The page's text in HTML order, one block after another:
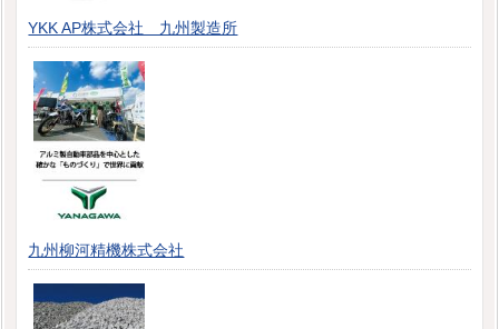
YKK AP株式会社 九州製造所
九州柳河精機株式会社